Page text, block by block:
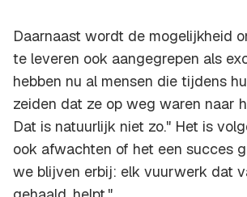
Daarnaast wordt de mogelijkheid
te leveren ook aangegrepen als
hebben nu al mensen die tijdens
zeiden dat ze op weg waren naar
Dat is natuurlijk niet zo." Het is
ook afwachten of het een succes
we blijven erbij: elk vuurwerk dat